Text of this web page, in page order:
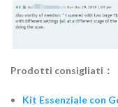
Prodotti consigliati：
Kit Essenziale con